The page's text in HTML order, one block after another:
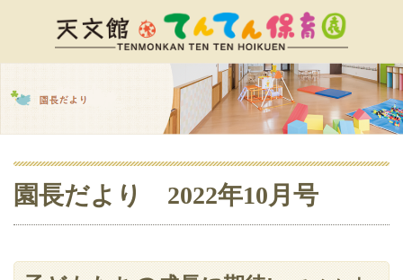
園長だより 2022年10月号